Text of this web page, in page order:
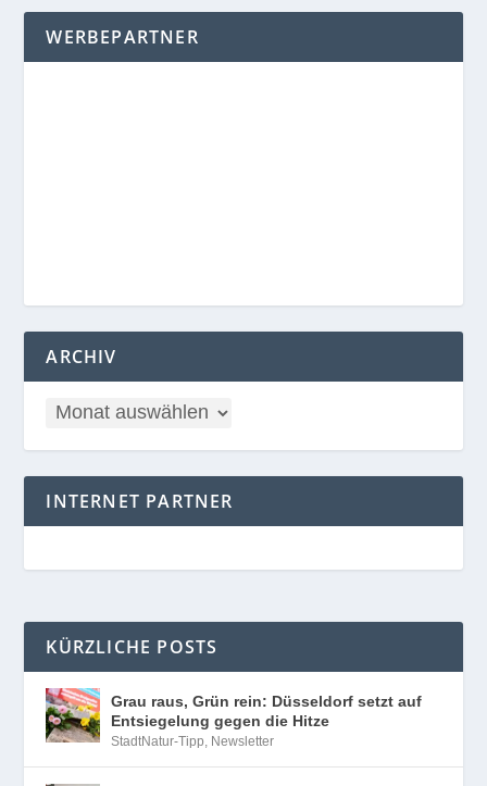
WERBEPARTNER
ARCHIV
INTERNET PARTNER
KÜRZLICHE POSTS
Grau raus, Grün rein: Düsseldorf setzt auf
Entsiegelung gegen die Hitze
StadtNatur-Tipp, Newsletter